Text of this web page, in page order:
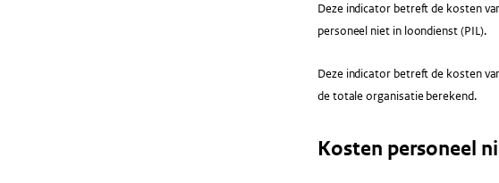
Deze indicator betreft de kosten
personeel niet in loondienst (PIL).
Deze indicator betreft de kosten
de totale organisatie berekend.
Kosten personeel